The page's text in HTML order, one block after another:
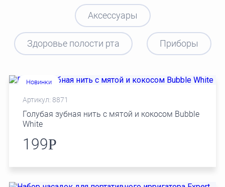
Аксессуары
Здоровье полости рта Приборы
Новинки
Артикул: 8871
Голубая зубная нить с мятой и кокосом Bubble
White
199Р